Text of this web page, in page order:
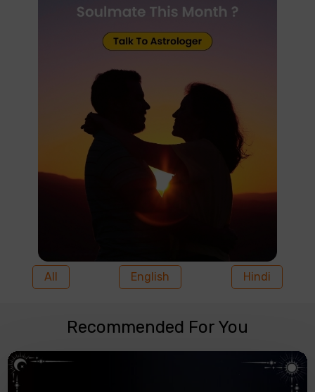
All English Hindi
Recommended For You